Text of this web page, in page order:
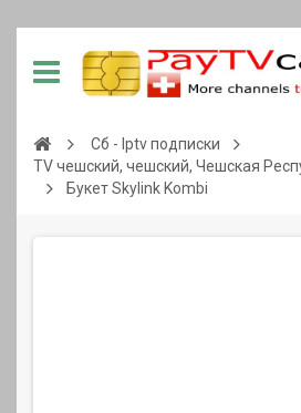
Сб - Iptv подписки
TV чешский, чешский, Чешская
Букет Skylink Kombi